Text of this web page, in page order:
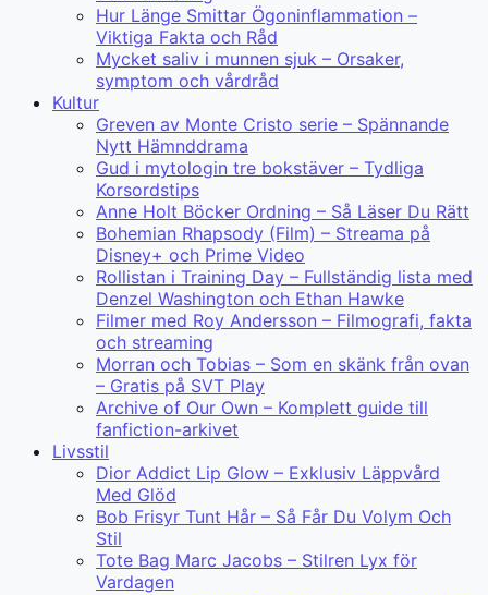
Hur Länge Smittar Ögoninflammation –
Viktiga Fakta och Råd
Mycket saliv i munnen sjuk – Orsaker,
symptom och vårdråd
Kultur
Greven av Monte Cristo serie – Spännande
Nytt Hämnddrama
Gud i mytologin tre bokstäver – Tydliga
Korsordstips
Anne Holt Böcker Ordning – Så Läser Du Rätt
Bohemian Rhapsody (Film) – Streama på
Disney+ och Prime Video
Rollistan i Training Day – Fullständig lista med
Denzel Washington och Ethan Hawke
Filmer med Roy Andersson – Filmografi, fakta
och streaming
Morran och Tobias – Som en skänk från ovan
– Gratis på SVT Play
Archive of Our Own – Komplett guide till
fanfiction-arkivet
Livsstil
Dior Addict Lip Glow – Exklusiv Läppvård
Med Glöd
Bob Frisyr Tunt Hår – Så Får Du Volym Och
Stil
Tote Bag Marc Jacobs – Stilren Lyx för
Vardagen